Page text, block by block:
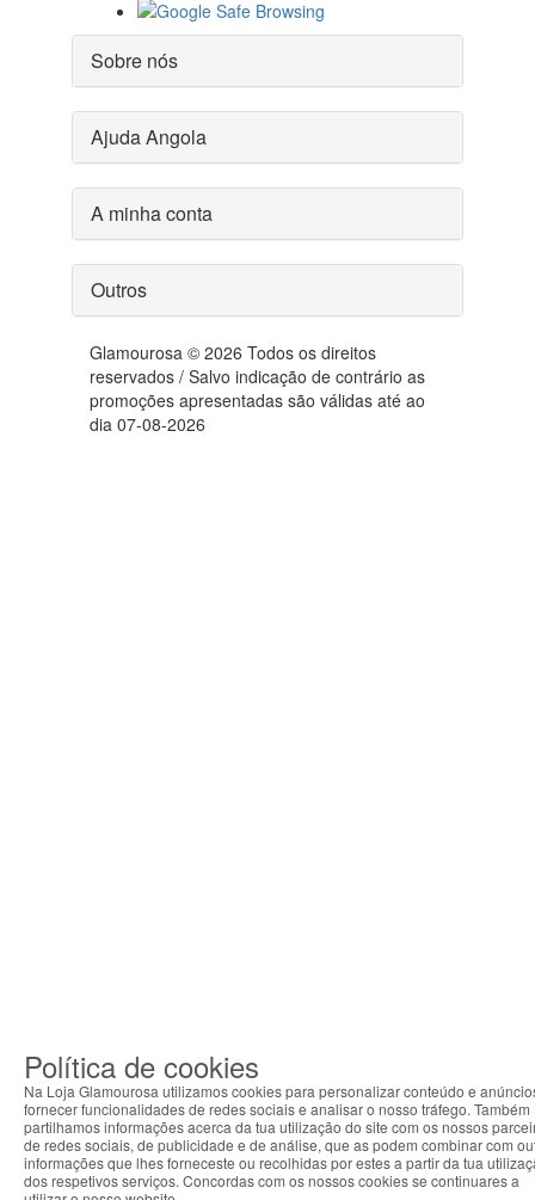
Sobre nós
Ajuda Angola
A minha conta
Outros
Glamourosa © 2026 Todos os direitos
reservados / Salvo indicação de contrário as
promoções apresentadas são válidas até ao
dia 07-08-2026
Política de cookies
Na Loja Glamourosa utilizamos cookies para personalizar conteúdo e
fornecer funcionalidades de redes sociais e analisar o nosso tráfego. Também
partilhamos informações acerca da tua utilização do site com os nossos
de redes sociais, de publicidade e de análise, que as podem combinar com
informações que lhes forneceste ou recolhidas por estes a partir da tua
dos respetivos serviços. Concordas com os nossos cookies se continuares a